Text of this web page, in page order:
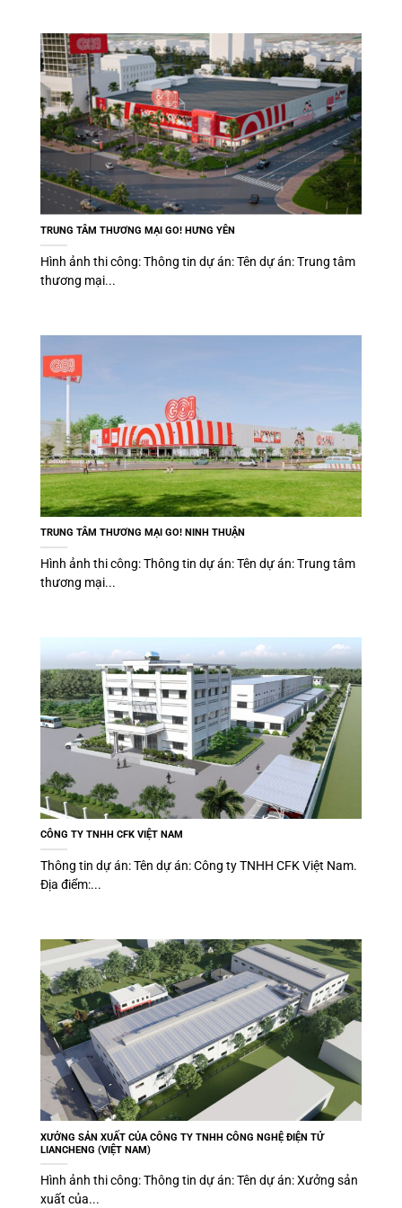
TRUNG TÂM THƯƠNG MẠI GO! HƯNG YÊN
Hình ảnh thi công: Thông tin dự án: Tên dự án: Trung tâm
thương mại...
TRUNG TÂM THƯƠNG MẠI GO! NINH THUẬN
Hình ảnh thi công: Thông tin dự án: Tên dự án: Trung tâm
thương mại...
CÔNG TY TNHH CFK VIỆT NAM
Thông tin dự án: Tên dự án: Công ty TNHH CFK Việt Nam.
Địa điểm:...
XƯỞNG SẢN XUẤT CỦA CÔNG TY TNHH CÔNG NGHỆ ĐIỆN TỬ
LIANCHENG (VIỆT NAM)
Hình ảnh thi công: Thông tin dự án: Tên dự án: Xưởng sản
xuất của...